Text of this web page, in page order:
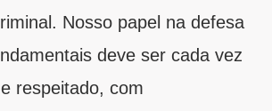
Nosso papel na defesa
deve ser cada vez
respeitado, com